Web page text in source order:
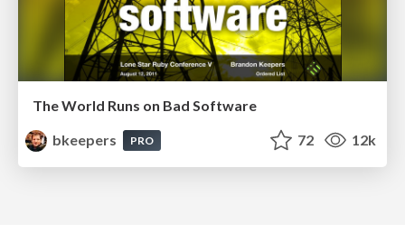
The World Runs on Bad Software
bkeepers
PRO 72 12k